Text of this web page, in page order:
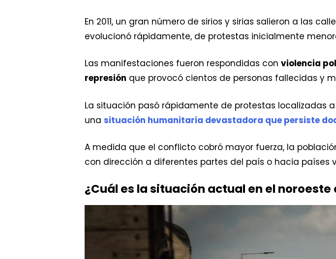
En 2011, un gran número de sirios y sirias salieron a las
evolucionó rápidamente, de protestas inicialmente
Las manifestaciones fueron respondidas con violencia
represión que provocó cientos de personas fallecidas y
La situación pasó rápidamente de protestas localizadas
una situación humanitaria devastadora que persiste
A medida que el conflicto cobró mayor fuerza, la
con dirección a diferentes partes del país o hacia países
¿Cuál es la situación actual en el noroeste